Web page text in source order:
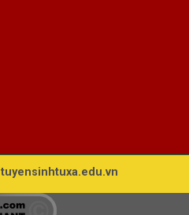
tuyensinhtuxa.edu.vn